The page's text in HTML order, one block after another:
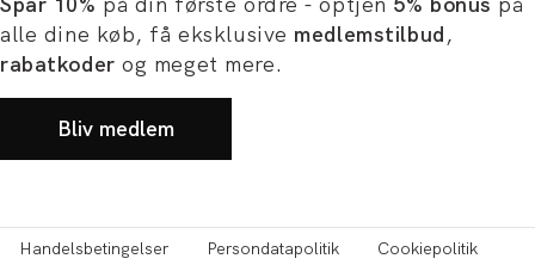
og karriere
alle dine køb, få eksklusive medlemstilbud,
rabatkoder og meget mere.
Bliv medlem
Handelsbetingelser Persondatapolitik Cookiepolitik